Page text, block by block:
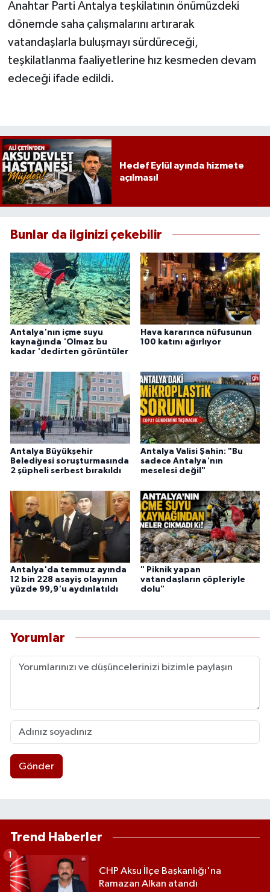
Anahtar Parti Antalya teşkilatının önümüzdeki
dönemde saha çalışmalarını artırarak
vatandaşlarla buluşmayı sürdüreceği,
teşkilatlanma faaliyetlerine hız kesmeden devam
edeceği ifade edildi.
Hedef Eylül ayında hizmete
açılması!
Bunlar da ilginizi çekebilir
Antalya'nın içme suyu
kaynağında 'Olmaz bu
kadar 'dedirten görüntüler
Hava kararınca nüfusunun
100 katını ağırlıyor
Antalya Büyükşehir
Belediyesi soruşturmasında
2 şüpheli serbest bırakıldı
Antalya Valisi Şahin: "Bu
sadece Antalya'nın
meselesi değil"
Antalya'da temmuz ayında
12 bin 228 asayiş olayının
yüzde 99,9'u aydınlatıldı
" Piknik yapan
vatandaşların çöpleriyle
dolu"
Yorumlar
Gönder
Trend Haberler
CHP Aksu İlçe Başkanlığı'na
Ramazan Alkan atandı
1